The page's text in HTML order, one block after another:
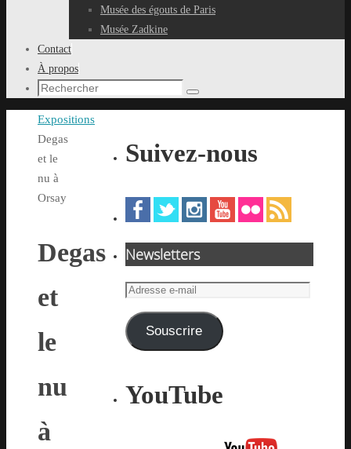
Musée des égouts de Paris
Musée Zadkine
Contact
À propos
Recherche
:
Rechercher
Accueil
Expositions
Degas
et le
nu à
Orsay
Degas
et
le
nu
à
Suivez-nous
Newsletters
Adresse
mail Souscrire
YouTube